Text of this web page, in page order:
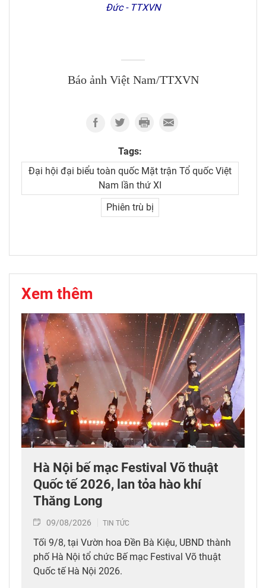
Đức - TTXVN
Báo ảnh Việt Nam/TTXVN
Tags:
Đại hội đại biểu toàn quốc Mặt trận Tổ quốc Việt
Nam lần thứ XI
Phiên trù bị
Xem thêm
Hà Nội bế mạc Festival Võ thuật
Quốc tế 2026, lan tỏa hào khí
Thăng Long
09/08/2026 TIN TỨC
Tối 9/8, tại Vườn hoa Đền Bà Kiệu, UBND thành
phố Hà Nội tổ chức Bế mạc Festival Võ thuật
Quốc tế Hà Nội 2026.